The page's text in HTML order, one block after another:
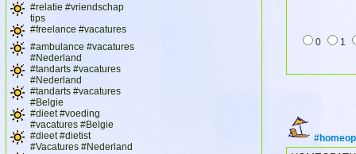
#relatie #vriendschap
tips
#freelance #vacatures
#ambulance #vacatures
#Nederland
#tandarts #vacatures
#Nederland
#tandarts #vacatures
#Belgie
#dieet #voeding
#vacatures #Belgie
#dieet #dietist
#Vacatures #Nederland
0 1